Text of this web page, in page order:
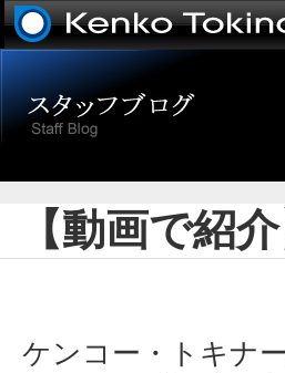
【動画で紹
ケンコー・トキナ